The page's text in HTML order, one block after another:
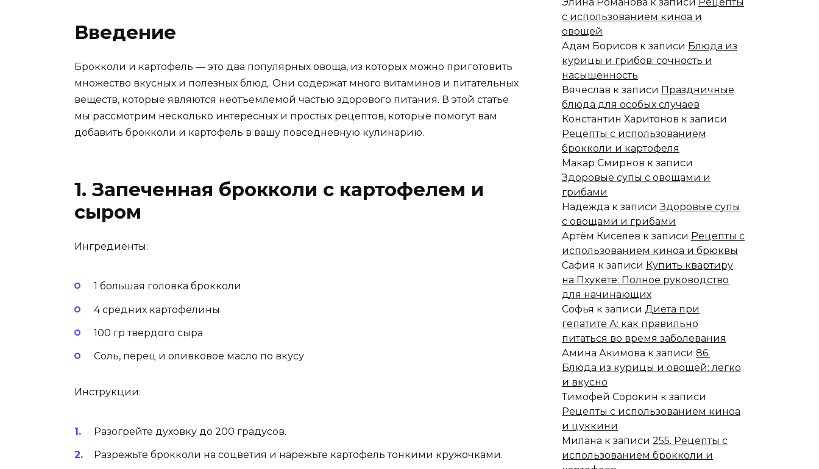
Введение
Брокколи и картофель — это два популярных овоща, из которых можно приготовить
множество вкусных и полезных блюд. Они содержат много витаминов и питательных
веществ, которые являются неотъемлемой частью здорового питания. В этой статье
мы рассмотрим несколько интересных и простых рецептов, которые помогут вам
добавить брокколи и картофель в вашу повседневную кулинарию.
1. Запеченная брокколи с картофелем и
сыром
Ингредиенты:
1 большая головка брокколи
4 средних картофелины
100 гр твердого сыра
Соль, перец и оливковое масло по вкусу
Инструкции:
Разогрейте духовку до 200 градусов.
Разрежьте брокколи на соцветия и нарежьте картофель тонкими кружочками.
с использованием киноа и
овощей
Адам Борисов к записи Блюда из
курицы и грибов: сочность и
насыщенность
Вячеслав к записи Праздничные
блюда для особых случаев
Константин Харитонов к записи
Рецепты с использованием
брокколи и картофеля
Макар Смирнов к записи
Здоровые супы с овощами и
грибами
Надежда к записиЗдоровые супы
с овощами и грибами
Артём Киселев к записи Рецепты с
использованием киноа и брюквы
Сафия к записи Купить квартиру
на Пхукете: Полное руководство
для начинающих
Софья к записи Диета при
гепатите А: как правильно
питаться во время заболевания
Амина Акимова к записи 86.
Блюда из курицы и овощей: легко
и вкусно
Тимофей Сорокин к записи
Рецепты с использованием киноа
и цуккини
Милана к записи 255. Рецепты с
использованием брокколи и